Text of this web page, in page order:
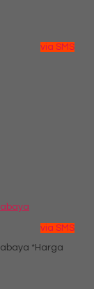
via SMS
via SMS
*Harga